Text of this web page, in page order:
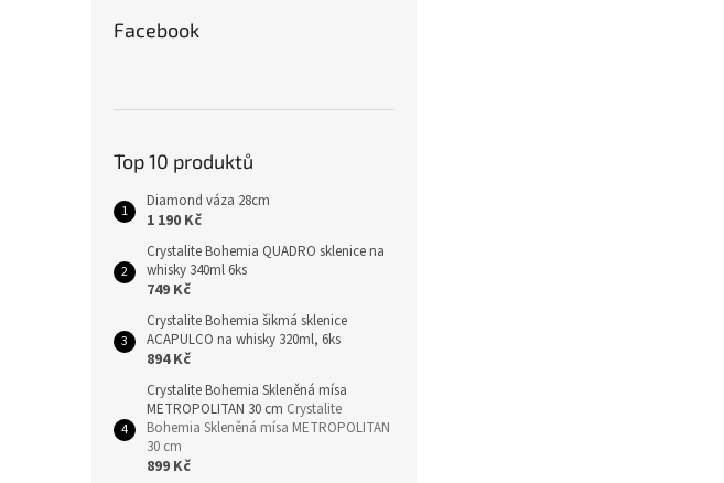
Facebook
Top 10 produktů
Diamond váza 28cm
1 190 Kč
Crystalite Bohemia QUADRO sklenice na
whisky 340ml 6ks
749 Kč
Crystalite Bohemia šikmá sklenice
ACAPULCO na whisky 320ml, 6ks
894 Kč
Crystalite Bohemia Skleněná mísa
METROPOLITAN 30 cm Crystalite
Bohemia Skleněná mísa METROPOLITAN
30 cm
899 Kč